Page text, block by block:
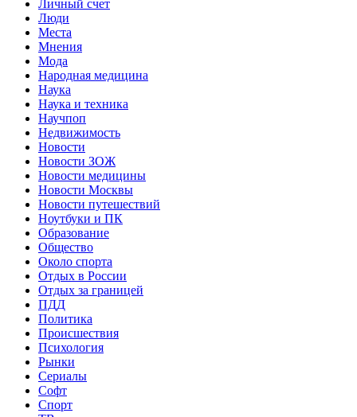
Личный счет
Люди
Места
Мнения
Мода
Народная медицина
Наука
Наука и техника
Научпоп
Недвижимость
Новости
Новости ЗОЖ
Новости медицины
Новости Москвы
Новости путешествий
Ноутбуки и ПК
Образование
Общество
Около спорта
Отдых в России
Отдых за границей
ПДД
Политика
Происшествия
Психология
Рынки
Сериалы
Софт
Спорт